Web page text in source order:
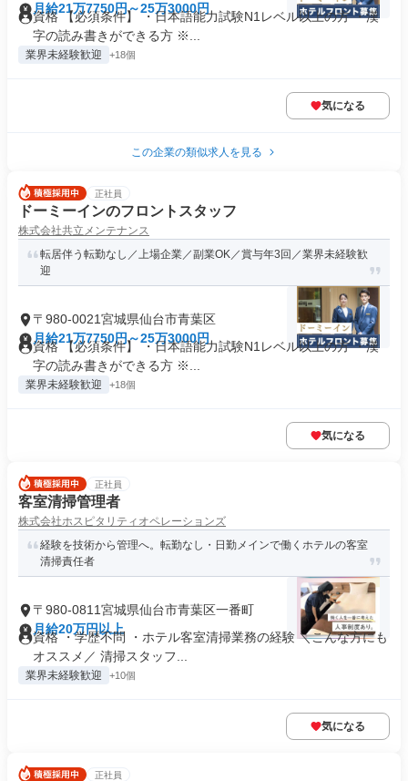
月給21万7750円～25万3000円
資格 【必須条件】 ・日本語能力試験N1レベル以上の方 ・漢
字の読み書きができる方 ※...
業界未経験歓迎 +18個
気になる
この企業の類似求人を見る
正社員
ドーミーインのフロントスタッフ
株式会社共立メンテナンス
転居伴う転勤なし／上場企業／副業OK／賞与年3回／業界未経験歓
迎
〒980-0021宮城県仙台市青葉区
月給21万7750円～25万3000円
資格 【必須条件】 ・日本語能力試験N1レベル以上の方 ・漢
字の読み書きができる方 ※...
業界未経験歓迎 +18個
気になる
正社員
客室清掃管理者
株式会社ホスピタリティオペレーションズ
経験を技術から管理へ。転勤なし・日勤メインで働くホテルの客室
清掃責任者
〒980-0811宮城県仙台市青葉区一番町
月給20万円以上
資格 ・学歴不問 ・ホテル客室清掃業務の経験 ＼こんな方にも
オススメ／ 清掃スタッフ...
業界未経験歓迎 +10個
気になる
正社員